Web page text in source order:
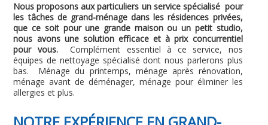
Nous proposons aux particuliers un service spécialisé pour
les tâches de grand-ménage dans les résidences privées,
que ce soit pour une grande maison ou un petit studio,
nous avons une solution efficace et à prix concurrentiel
pour vous.Complément essentiel à ce service, nos
équipes de nettoyage spécialisé dont nous parlerons plus
bas. Ménage du printemps, ménage après rénovation,
ménage avant de déménager, ménage pour éliminer les
allergies et plus.